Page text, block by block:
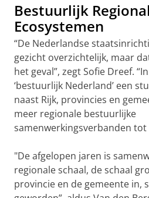
Bestuurlijk
Ecosystemen
“De Nederlandse
gezicht overzichtelijk, maar
het geval”, zegt Sofie Dreef.
‘bestuurlijk Nederland’ een
naast Rijk, provincies en
meer regionale bestuurlijke
samenwerkingsverbanden tot
"De afgelopen jaren is
regionale schaal, de schaal
provincie en de gemeente in,